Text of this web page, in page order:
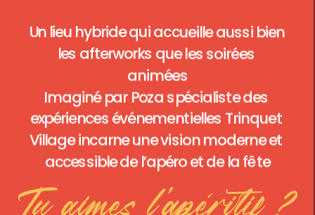
Un lieu hybride qui accueille aussi bien
les afterworks que les soirées
animées
Imaginé par Poza spécialiste des
expériences événementielles Trinquet
Village incarne une vision moderne et
accessible de l’apéro et de la fête